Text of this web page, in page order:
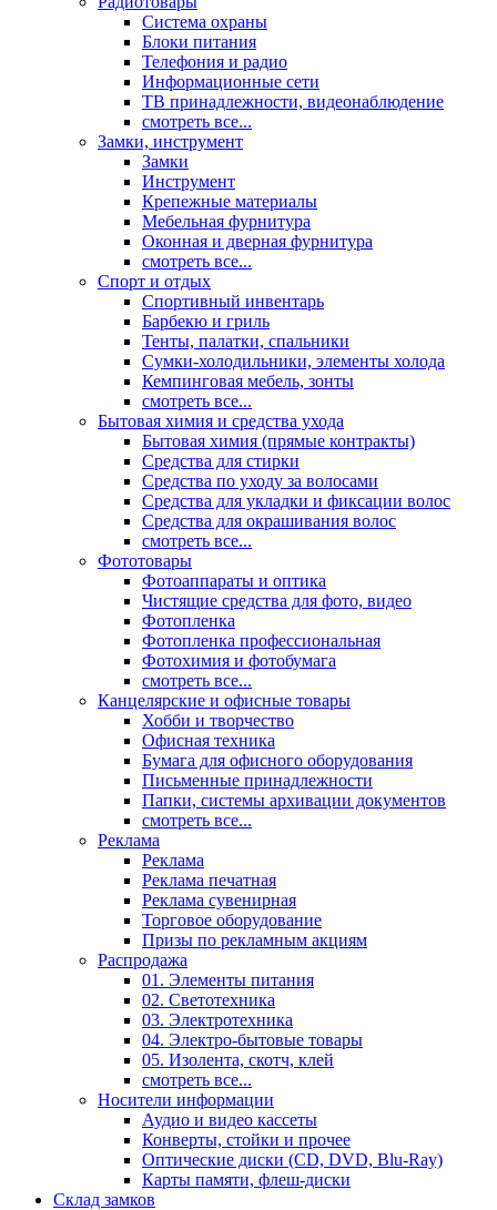
Система охраны
Блоки питания
Телефония и радио
Информационные сети
ТВ принадлежности, видеонаблюдение
смотреть все...
Замки, инструмент
Замки
Инструмент
Крепежные материалы
Мебельная фурнитура
Оконная и дверная фурнитура
смотреть все...
Спорт и отдых
Спортивный инвентарь
Барбекю и гриль
Тенты, палатки, спальники
Сумки-холодильники, элементы холода
Кемпинговая мебель, зонты
смотреть все...
Бытовая химия и средства ухода
Бытовая химия (прямые контракты)
Средства для стирки
Средства по уходу за волосами
Средства для укладки и фиксации волос
Средства для окрашивания волос
смотреть все...
Фототовары
Фотоаппараты и оптика
Чистящие средства для фото, видео
Фотопленка
Фотопленка профессиональная
Фотохимия и фотобумага
смотреть все...
Канцелярские и офисные товары
Хобби и творчество
Офисная техника
Бумага для офисного оборудования
Письменные принадлежности
Папки, системы архивации документов
смотреть все...
Реклама
Реклама
Реклама печатная
Реклама сувенирная
Торговое оборудование
Призы по рекламным акциям
Распродажа
01. Элементы питания
02. Светотехника
03. Электротехника
04. Электро-бытовые товары
05. Изолента, скотч, клей
смотреть все...
Носители информации
Аудио и видео кассеты
Конверты, стойки и прочее
Оптические диски (CD, DVD, Blu-Ray)
Карты памяти, флеш-диски
Склад замков